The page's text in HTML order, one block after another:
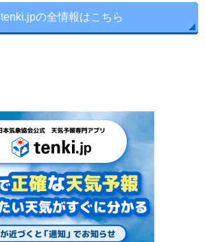
tenki.jpの全情報はこちら